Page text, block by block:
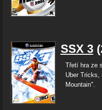
SSX 3
Třetí hra ze
Uber Tricks,
Mountain".